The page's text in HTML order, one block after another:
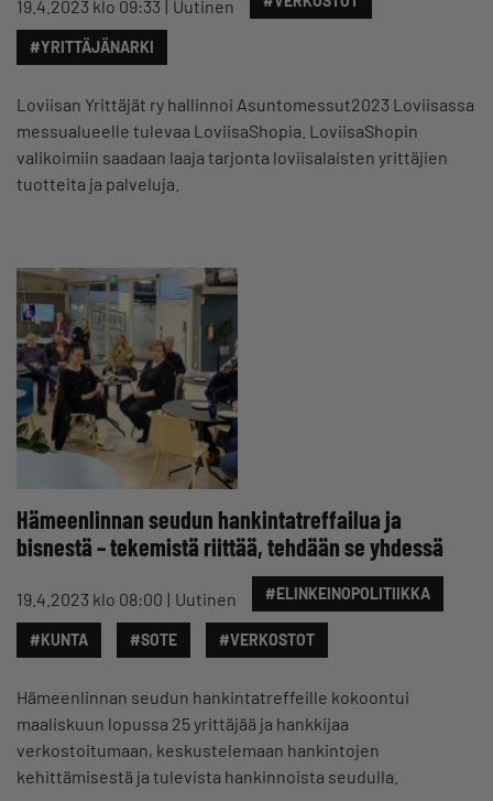
19.4.2023 klo 09:33 Uutinen
#YRITTÄJÄNARKI
Loviisan Yrittäjät ry hallinnoi Asuntomessut2023 Loviisassa
messualueelle tulevaa LoviisaShopia. LoviisaShopin
valikoimiin saadaan laaja tarjonta loviisalaisten yrittäjien
tuotteita ja palveluja.
Hämeenlinnan seudun hankintatreffailua ja
bisnestä – tekemistä riittää, tehdään se yhdessä
19.4.2023 klo 08:00 Uutinen #ELINKEINOPOLITIIKKA
#KUNTA #SOTE #VERKOSTOT
Hämeenlinnan seudun hankintatreffeille kokoontui
maaliskuun lopussa 25 yrittäjää ja hankkijaa
verkostoitumaan, keskustelemaan hankintojen
kehittämisestä ja tulevista hankinnoista seudulla.